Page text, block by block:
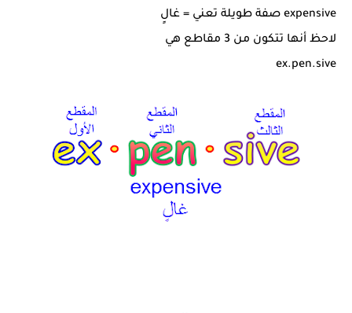
expensive صفة طويلة تعني = غالٍ
لاحظ أنها تتكون من 3 مقاطع هي
ex.pen.sive